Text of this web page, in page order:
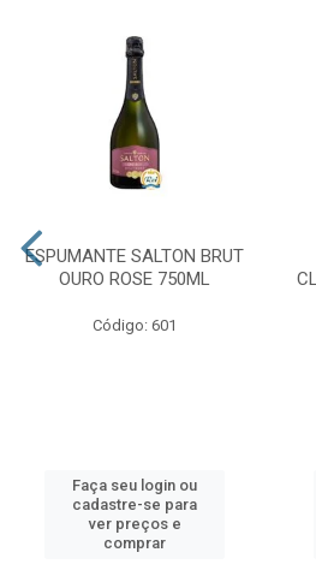
ESPUMANTE SALTON BRUT
OURO ROSE 750ML
Código: 601
Faça seu login ou
cadastre-se para
ver preços e
comprar